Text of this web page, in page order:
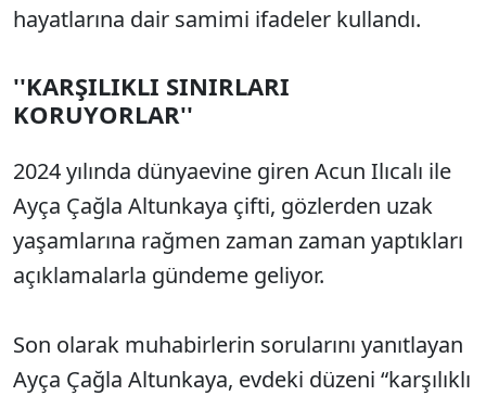
hayatlarına dair samimi ifadeler kullandı.
''KARŞILIKLI SINIRLARI
KORUYORLAR''
2024 yılında dünyaevine giren Acun Ilıcalı ile
Ayça Çağla Altunkaya çifti, gözlerden uzak
yaşamlarına rağmen zaman zaman yaptıkları
açıklamalarla gündeme geliyor.
Son olarak muhabirlerin sorularını yanıtlayan
Ayça Çağla Altunkaya, evdeki düzeni “karşılıklı